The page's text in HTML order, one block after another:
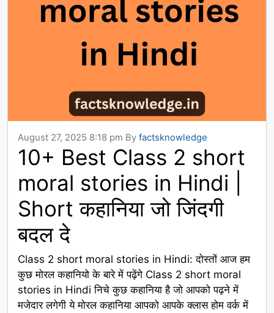
August 27, 2025 8:18 pm By factsknowledge
10+ Best Class 2 short
moral stories in Hindi |
Short कहानिया जो जिंदगी
बदल दे
Class 2 short moral stories in Hindi: दोस्तों आज हम
कुछ मोरल कहानियो के बारे में पढ़ेंगे Class 2 short moral
stories in Hindi निचे कुछ कहानिया है जो आपको पढ़ने में
मजेदार लगेगी ये मोरल कहानिया आपको आपके क्लास होम वर्क में